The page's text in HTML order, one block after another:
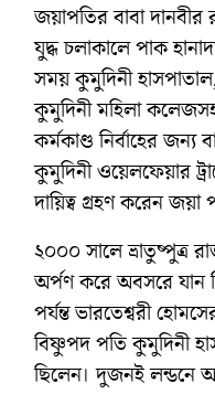
জয়াপতির বাবা দানবীর
যুদ্ধ চলাকালে পাক
সময় কুমুদিনী
কুমুদিনী মহিলা কলেজসহ
কর্মকাণ্ড নির্বাহের
কুমুদিনী ওয়েলফেয়ার
দায়িত্ব গ্রহণ করেন জয়া
২০০০ সালে ভ্রাতুষ্পুত্র
অর্পণ করে অবসরে যান
পর্যন্ত ভারতেশ্বরী
বিষ্ণুপদ পতি কুমুদিনী
ছিলেন। দুজনই লন্ডনে